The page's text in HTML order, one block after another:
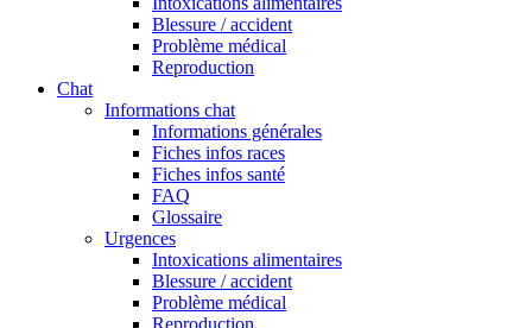
Blessure / accident
Problème médical
Reproduction
Chat
Informations chat
Informations générales
Fiches infos races
Fiches infos santé
FAQ
Glossaire
Urgences
Intoxications alimentaires
Blessure / accident
Problème médical
Reproduction